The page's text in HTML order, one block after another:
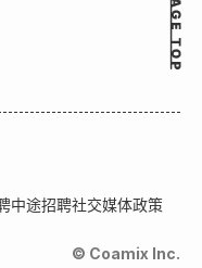
中途招聘社交媒体政策
© Coamix Inc.